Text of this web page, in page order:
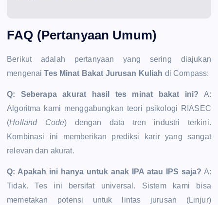
FAQ (Pertanyaan Umum)
Berikut adalah pertanyaan yang sering diajukan
mengenaiTes Minat Bakat Jurusan Kuliah di Compass:
Q: Seberapa akurat hasil tes minat bakat ini? A:
Algoritma kami menggabungkan teori psikologi RIASEC
(Holland Code) dengan data tren industri terkini.
Kombinasi ini memberikan prediksi karir yang sangat
relevan dan akurat.
Q: Apakah ini hanya untuk anak IPA atau IPS saja? A:
Tidak. Tes ini bersifat universal. Sistem kami bisa
memetakan potensi untuk lintas jurusan (Linjur)